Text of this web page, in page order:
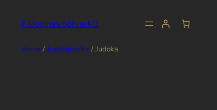
F. Godina's Söhne KG
Home/Judokämpfer/ Judoka